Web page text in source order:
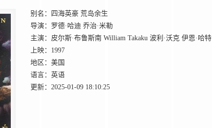
别名：
四海英豪 荒岛余生
导演： 罗德·哈迪 乔治·米勒
主演： 皮尔斯·布鲁斯南 William Takaku 波利·沃克 伊恩·哈特
上映： 1997
地区： 美国
语言： 英语
更新： 2025-01-09 18:10:25